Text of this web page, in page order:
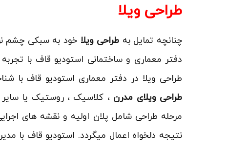
طراحی ویلا
چنانچه تمایل به طراحی ویلا خود به سبکی چشم
دفتر معماری و ساختمانی استودیو قاف با
طراحی ویلا در دفتر معماری استودیو قاف با
طراحی ویلای مدرن ، کلاسیک ، روستیک یا
مرحله طراحی شامل پلان اولیه و نقشه های
نتیجه دلخواه اعمال میگردد. استودیو قاف با